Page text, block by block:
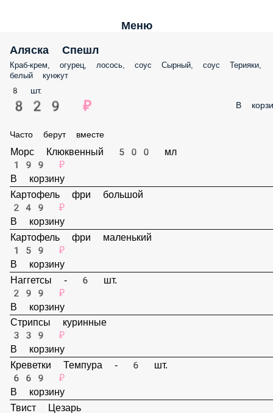
Меню
Аляска Спешл
Краб-крем, огурец, лосось, соус Сырный, соус Терияки, белый
8 шт.
829 ₽
Морс Клюквенный 500 мл
199 ₽
В корзину
Картофель фри большой
249 ₽
В корзину
Картофель фри маленький
159 ₽
В корзину
Наггетсы - 6 шт.
299 ₽
В корзину
Стрипсы куринные
339 ₽
В корзину